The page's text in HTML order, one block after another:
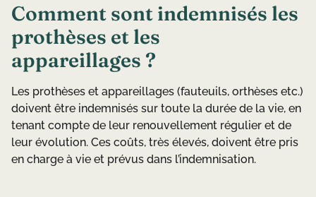
Comment sont indemnisés les
prothèses et les
appareillages ?
Les prothèses et appareillages (fauteuils, orthèses etc.)
doivent être indemnisés sur toute la durée de la vie, en
tenant compte de leur renouvellement régulier et de
leur évolution. Ces coûts, très élevés, doivent être pris
en charge à vie et prévus dans l’indemnisation.